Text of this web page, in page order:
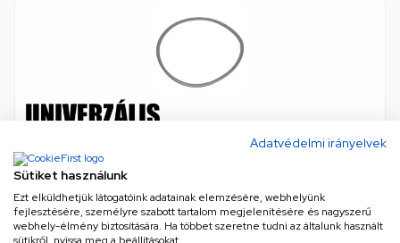
Adatvédelmi irányelvek
Sütiket használunk
Ezt elküldhetjük látogatóink adatainak elemzésére, webhelyünk
fejlesztésére, személyre szabott tartalom megjelenítésére és nagyszerű
webhely-élmény biztosítására. Ha többet szeretne tudni az általunk használt
Ajtótömítés, gumi (eredeti) HOMEFORT HSZH81UW
szárítógép / RENDELÉSRE
eredeti (gyári) minőség